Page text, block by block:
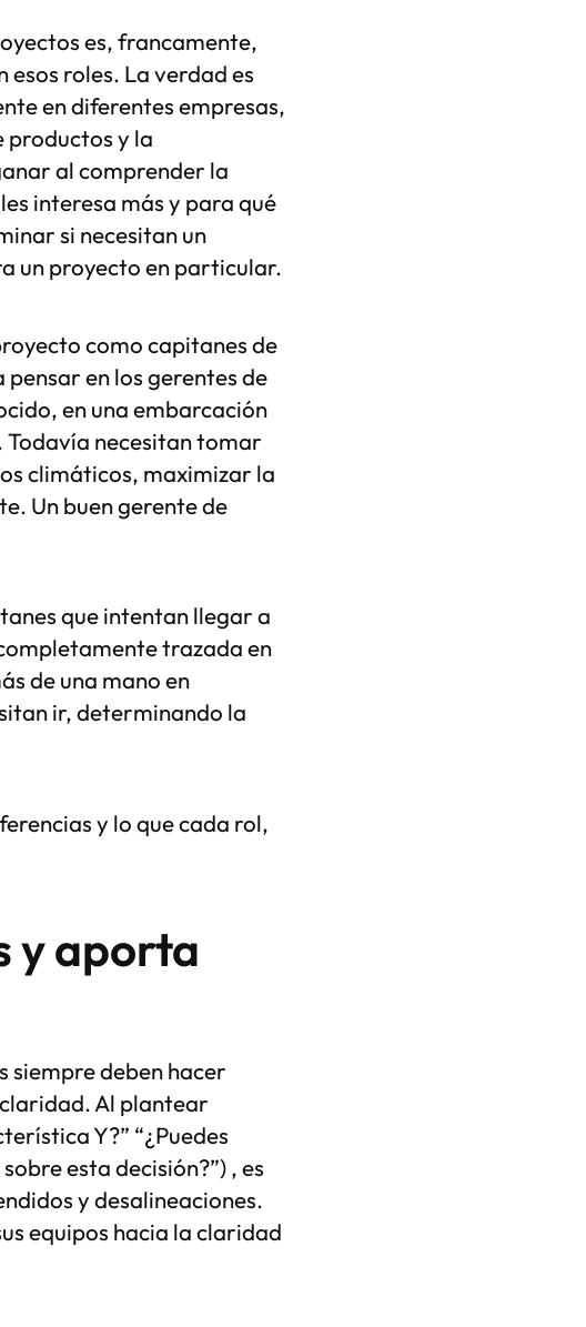
es, francamente,
roles. La verdad es
en diferentes empresas,
productos y la
al comprender la
interesa más y para qué
si necesitan un
un proyecto en particular.
como capitanes de
en los gerentes de
en una embarcación
necesitan tomar
climáticos, maximizar la
Un buen gerente de
que intentan llegar a
trazada en
de una mano en
ir, determinando la
y lo que cada rol,
y aporta
siempre deben hacer
Al plantear
Y?” “¿Puedes
esta decisión?”) , es
y desalineaciones.
equipos hacia la claridad